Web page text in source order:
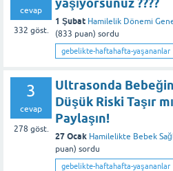
cevap
332 göst.
yaşıyorsunuz ????
1 Şubat Hamilelik Dönemi
(833 puan) sordu
gebelikte-haftahafta-yaşananlar
3
cevap
278 göst.
Ultrasonda Bebeğin
Düşük Riski Taşır
Paylaşın!
27 Ocak Hamilelikte Bebek
puan) sordu
gebelikte-haftahafta-yaşananlar